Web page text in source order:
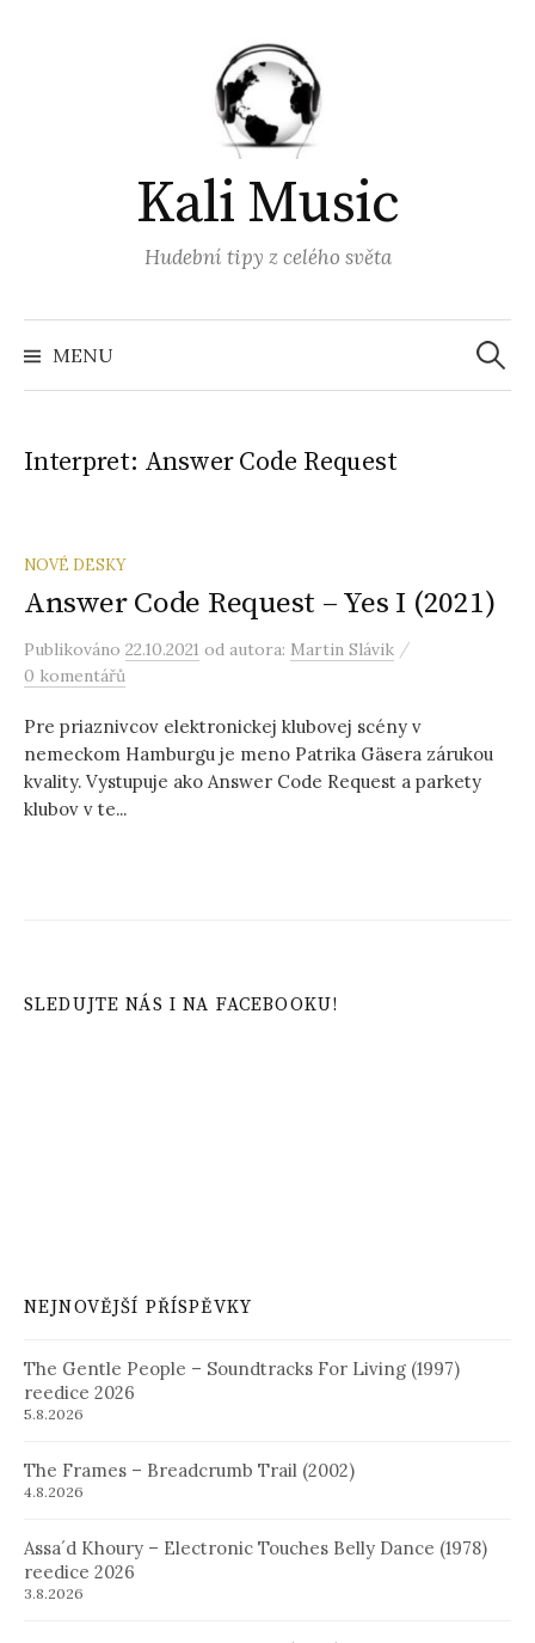
Kali Music
Hudební tipy z celého světa
MENU
Interpret: Answer Code Request
NOVÉ DESKY
Answer Code Request – Yes I (2021)
Publikováno 22.10.2021 od autora: Martin Slávik /
0 komentářů
Pre priaznivcov elektronickej klubovej scény v
nemeckom Hamburgu je meno Patrika Gäsera zárukou
kvality. Vystupuje ako Answer Code Request a parkety
klubov v te...
SLEDUJTE NÁS I NA FACEBOOKU!
NEJNOVĚJŠÍ PŘÍSPĚVKY
The Gentle People – Soundtracks For Living (1997)
reedice 2026
5.8.2026
The Frames – Breadcrumb Trail (2002)
4.8.2026
Assa´d Khoury – Electronic Touches Belly Dance (1978)
reedice 2026
3.8.2026